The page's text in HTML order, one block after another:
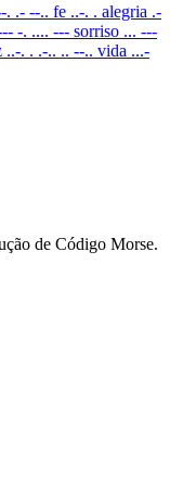
. .- --.. fe ..-. . alegria .-
-. .... --- sorriso ... ---
..-. . .-.. .. --.. vida ...-
de Código Morse.